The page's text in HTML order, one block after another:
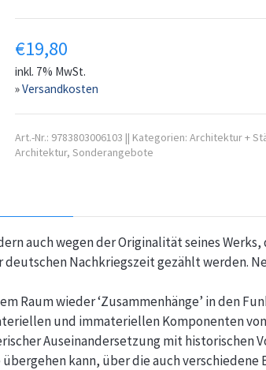
€19,80
inkl. 7% MwSt.
»Versandkosten
Art.-Nr.: 9783803006103 || Kategorien: Architektur +
Architektur, Sonderangebote
auch wegen der Originalität seines
Nachkriegszeit gezählt werden.
Raum wieder ‘Zusammenhänge’ in den
und immateriellen Komponenten
Auseinandersetzung mit historischen
kann, über die auch